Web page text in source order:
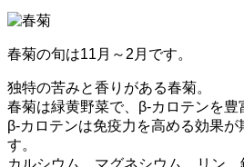
春菊の旬は11月～2月です。
独特の苦みと香りがある春菊。
春菊は緑黄野菜で、β-カロテンを豊
β-カロテンは免疫力を高める効果
す。
カルシウム、マグネシウム、リン